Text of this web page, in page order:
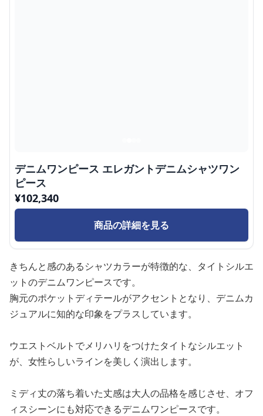
デニムワンピース エレガントデニムシャツワン
ピース
¥102,340
商品の詳細を見る
きちんと感のあるシャツカラーが特徴的な、タイトシルエ
ットのデニムワンピースです。
胸元のポケットディテールがアクセントとなり、デニムカ
ジュアルに知的な印象をプラスしています。
ウエストベルトでメリハリをつけたタイトなシルエット
が、女性らしいラインを美しく演出します。
ミディ丈の落ち着いた丈感は大人の品格を感じさせ、オフ
ィスシーンにも対応できるデニムワンピースです。